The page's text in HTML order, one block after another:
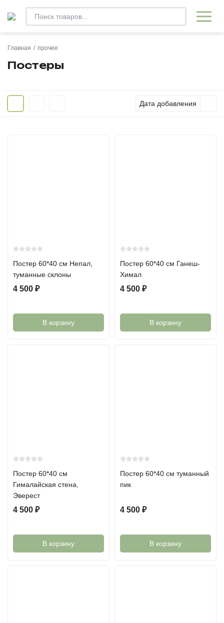
Главная / прочее
Постеры
Дата добавления
Постер 60*40 см Непал,
туманные склоны
4 500 ₽
В корзину
Постер 60*40 см Ганеш-
Химал
4 500 ₽
В корзину
Постер 60*40 см
Гималайская стена,
Эверест
4 500 ₽
В корзину
Постер 60*40 см туманный
пик
4 500 ₽
В корзину